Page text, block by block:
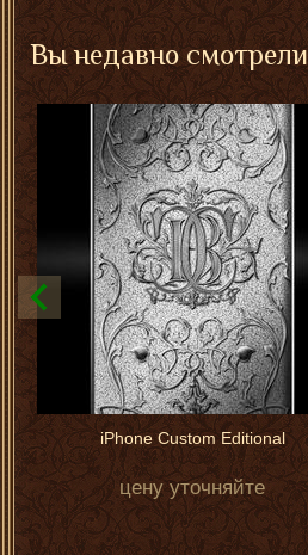
Вы недавно смотрели
iPhone Custom Editional
цену уточняйте